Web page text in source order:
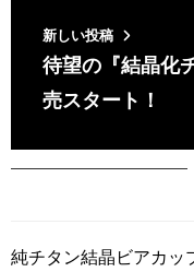
新しい投稿
待望の『結晶化
売スタート！
純チタン結晶ビアカッ